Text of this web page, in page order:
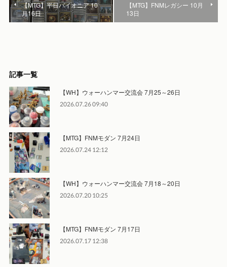
【MTG】平日パイオニア 10
月16日
【MTG】FNMレガシー 10月
13日
記事一覧
【WH】ウォーハンマー交流会 7月25～26日
2026.07.26 09:40
【MTG】FNMモダン 7月24日
2026.07.24 12:12
【WH】ウォーハンマー交流会 7月18～20日
2026.07.20 10:25
【MTG】FNMモダン 7月17日
2026.07.17 12:38